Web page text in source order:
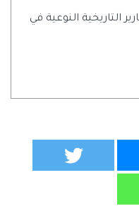
التاريخية النوعية في